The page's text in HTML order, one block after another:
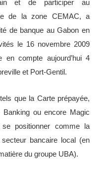
et de participer au
de la zone CEMAC, a
de banque au Gabon en
le 16 novembre 2009
compte aujourd’hui 4
et Port-Gentil.
que la Carte prépayée,
Banking ou encore Magic
positionner comme la
bancaire local (en
du groupe UBA).